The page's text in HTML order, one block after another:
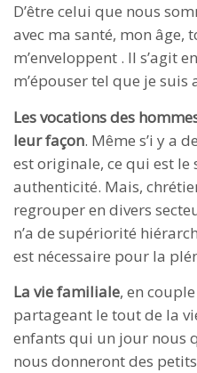
D’être celui que nous
avec ma santé, mon âge,
m’enveloppent . Il s’agit
m’épouser tel que je suis
Les vocations des
leur façon. Même s’i y a
est originale, ce qui est le
authenticité. Mais,
regrouper en divers
n’a de supériorité
est nécessaire pour la
La vie familiale, en
partageant le tout de la
enfants qui un jour nous
nous donneront des